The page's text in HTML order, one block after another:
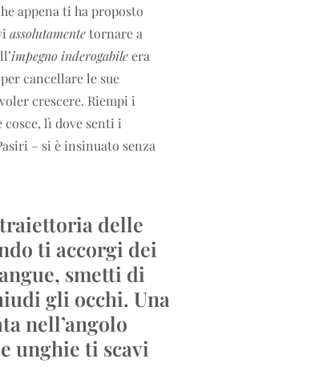
appena ti ha proposto
assolutamentetornare a
impegno inderogabileera
cancellare le sue
crescere. Riempi i
lì dove senti i
– si è insinuato senza
delle
ti accorgi dei
smetti di
gli occhi. Una
nell’angolo
unghie ti scavi